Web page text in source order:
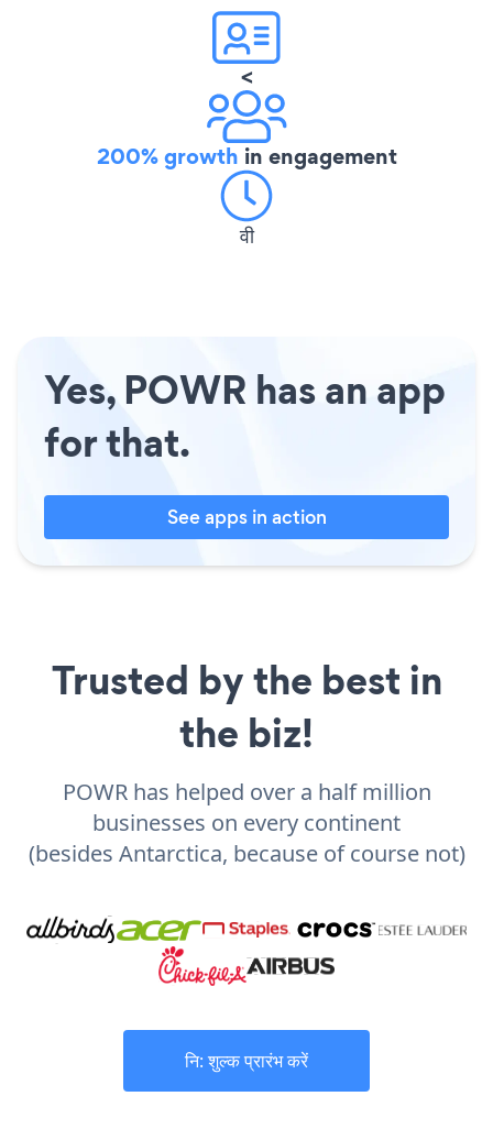
<
200% growth in engagement
वी
Yes, POWR has an app
for that.
See apps in action
Trusted by the best in
the biz!
POWR has helped over a half million
businesses on every continent
(besides Antarctica, because of course not)
नि: शुल्क प्रारंभ करें